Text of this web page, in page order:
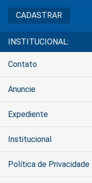
INSTITUCIONAL:
Contato
Anuncie
Expediente
Institucional
Política de Privacidade